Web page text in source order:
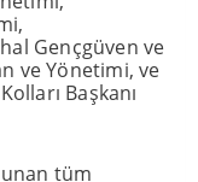
Gençgüven ve
ve Yönetimi, ve
Başkanı
tüm